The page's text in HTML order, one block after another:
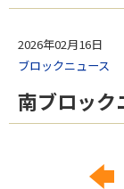
2026年02月16日
ブロックニュース
南ブロッ